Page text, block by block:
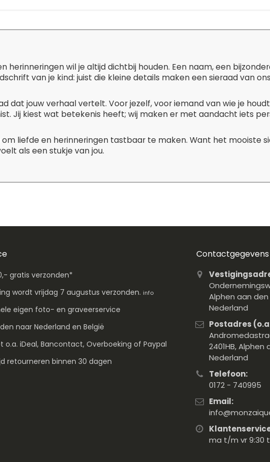
herinneringen wil je altijd dichtbij houden. Een naam, een
van je kind: juist die kleine details maken een sieraad van
dat jouw verhaal vertelt. Voor jezelf, voor iemand van wie je
Jij kiest wat betekenis heeft; wij maken er met aandacht iets
om liefde en herinneringen tastbaar te maken. Want het mooiste
als een stukje van jou.
gratis verzonden*
wordt vrijdag 7 augustus verzonden. info
eigen foto- en graveerservice
naar Nederland en België
o.a. iDeal, Bancontact, Overboeking of Paypal
retourneren binnen 30 dagen
Contactgegevens
Alphen aan den
Nederland
Postadres
2401HB, Alphen
Nederland
Telefoon:
0172 - 740995
Email:
ma t/m vr 9:30